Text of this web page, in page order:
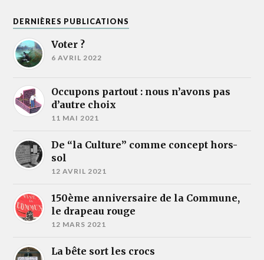
DERNIÈRES PUBLICATIONS
Voter ?
6 AVRIL 2022
Occupons partout : nous n’avons pas
d’autre choix
11 MAI 2021
De “la Culture” comme concept hors-
sol
12 AVRIL 2021
150ème anniversaire de la Commune,
le drapeau rouge
12 MARS 2021
La bête sort les crocs